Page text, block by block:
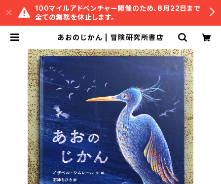
100マイルアドベンチャー開催のため、8月22日まで
全ての業務を休止します。
あおのじかん | 冒険研究所書店